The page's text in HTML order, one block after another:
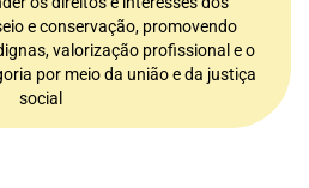
e conservação, promovendo
valorização profissional e o
por meio da união e da justiça
social